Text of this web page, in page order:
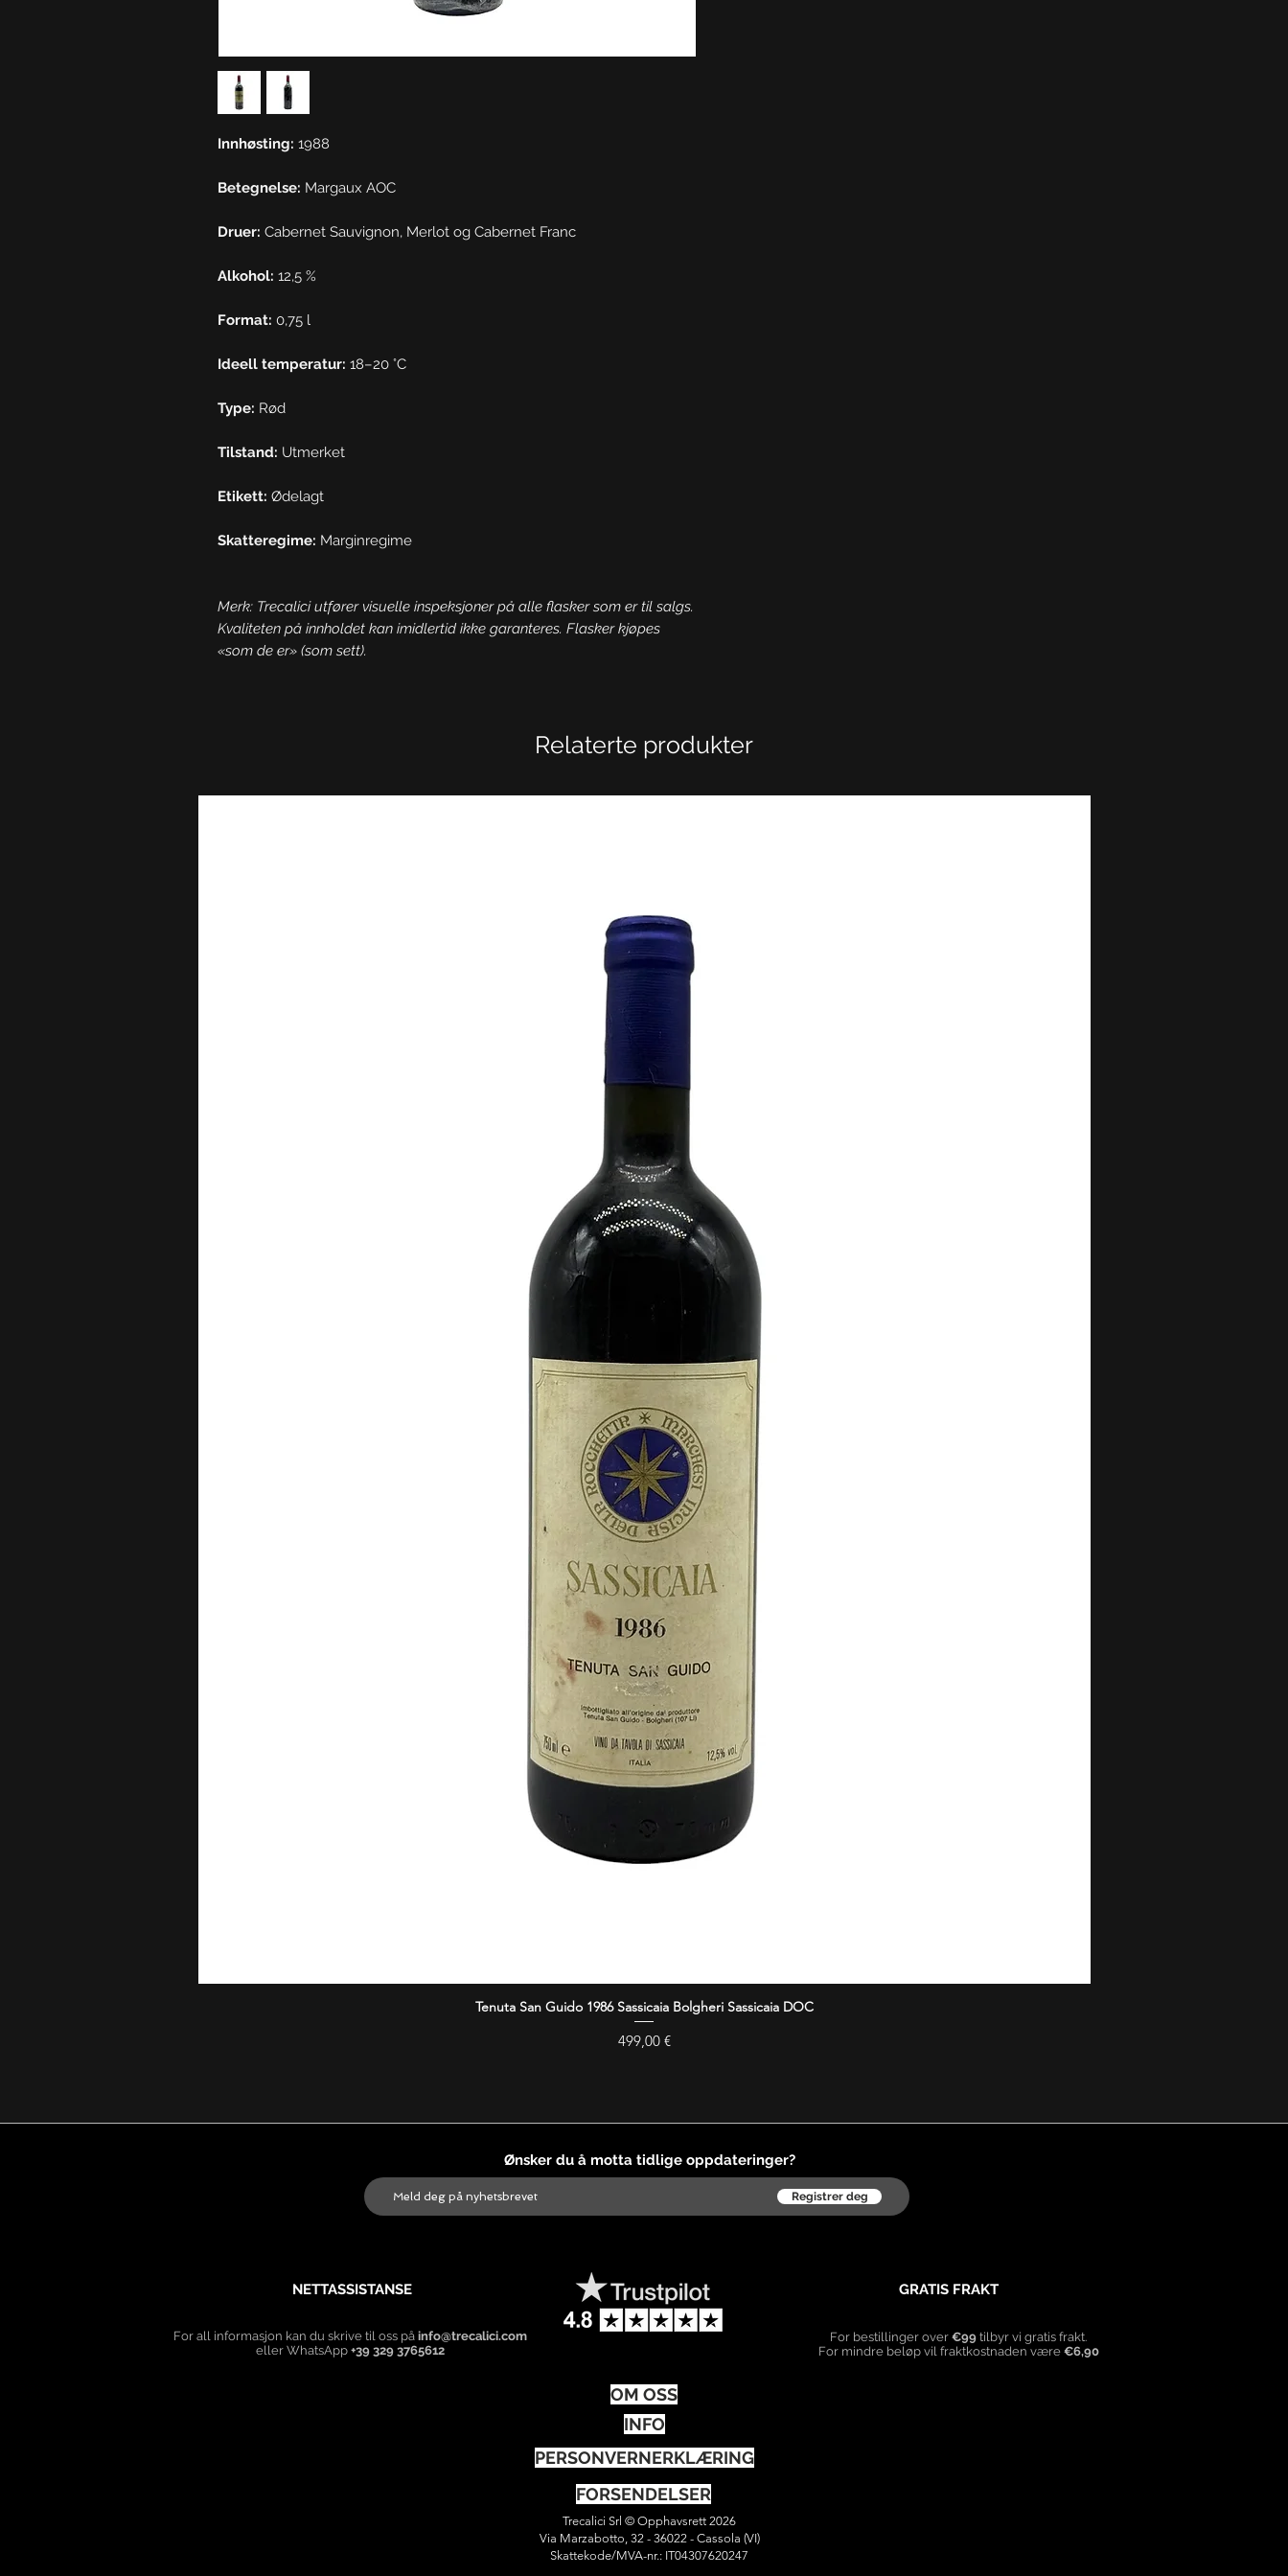
Innhøsting: 1988
Betegnelse: Margaux AOC
Druer: Cabernet Sauvignon, Merlot og Cabernet Franc
Alkohol: 12,5 %
Format: 0,75 l
Ideell temperatur: 18–20 °C
Type: Rød
Tilstand: Utmerket
Etikett: Ødelagt
Skatteregime: Marginregime
Merk: Trecalici utfører visuelle inspeksjoner på alle flasker som er til salgs.
Kvaliteten på innholdet kan imidlertid ikke garanteres. Flasker kjøpes
«som de er» (som sett).
Relaterte produkter
Hurtigvisning
Tenuta San Guido 1986 Sassicaia Bolgheri Sassicaia DOC
Pris
499,00 €
Ønsker du å motta tidlige oppdateringer?
Registrer deg
NETTASSISTANSE
For all informasjon kan du skrive til oss på info@trecalici.com
eller WhatsApp +39 329 3765612
GRATIS FRAKT
For bestillinger over €99 tilbyr vi gratis frakt.
For mindre beløp vil fraktkostnaden være €6,90
OM OSS
INFO
PERSONVERNERKLÆRING
FORSENDELSER
Trecalici Srl © Opphavsrett 2026
Via Marzabotto, 32 - 36022 - Cassola (VI)
Skattekode/MVA-nr.: IT04307620247